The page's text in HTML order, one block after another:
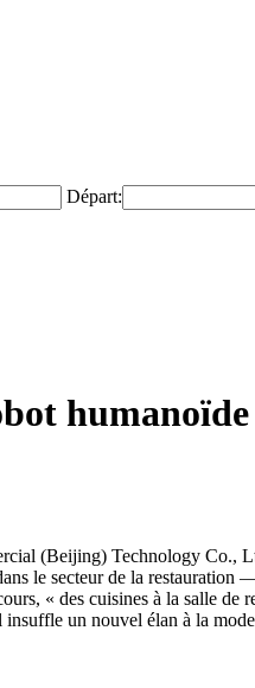
Départ:
(Beijing) Technology Co.,
le secteur de la
« des cuisines à la salle
un nouvel élan à la